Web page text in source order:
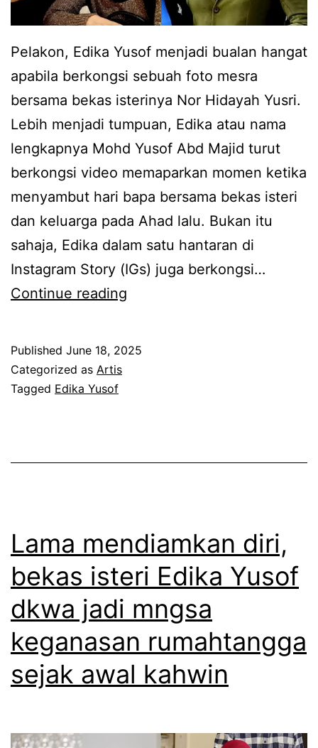
Pelakon, Edika Yusof menjadi bualan hangat
apabila berkongsi sebuah foto mesra
bersama bekas isterinya Nor Hidayah Yusri.
Lebih menjadi tumpuan, Edika atau nama
lengkapnya Mohd Yusof Abd Majid turut
berkongsi video memaparkan momen ketika
menyambut hari bapa bersama bekas isteri
dan keluarga pada Ahad lalu. Bukan itu
sahaja, Edika dalam satu hantaran di
Instagram Story (IGs) juga berkongsi…
Continue reading
a
b
a
p
a
e
r
Published June 18, 2025
Categorized as Artis
Tagged Edika Yusof
Lama mendiamkan diri,
bekas isteri Edika Yusof
dkwa jadi mngsa
keganasan rumahtangga
sejak awal kahwin